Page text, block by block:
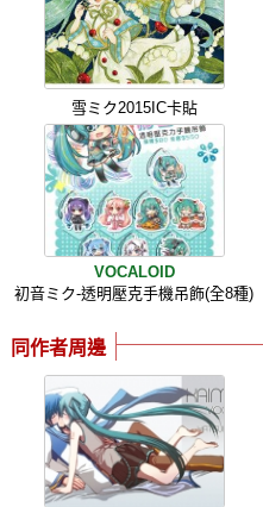
雪ミク2015IC卡貼
VOCALOID
初音ミク-透明壓克手機吊飾(全8種)
同作者周邊